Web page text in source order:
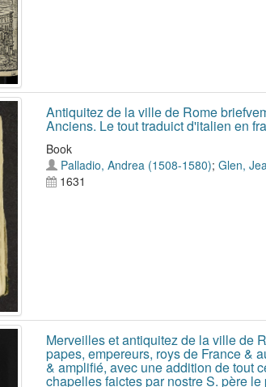
Antiquitez de la ville de Rome
Anciens. Le tout traduict d'italien en
Book
Palladio, Andrea (1508-1580); Glen,
1631
Merveilles et antiquitez de la ville de
papes, empereurs, roys de France &
& amplifié, avec une addition de tout
chapelles faictes par nostre S. père